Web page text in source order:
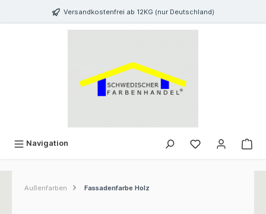
springen Versandkostenfrei ab 12KG (nur Deutschland)
Navigation
Außenfarben Fassadenfarbe Holz